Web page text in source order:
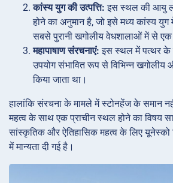
कांस्य युग की उत्पत्ति: इस स्थल की आयु
होने का अनुमान है, जो इसे मध्य कांस्य युग
सबसे पुरानी खगोलीय वेधशालाओं में से एक
महापाषाण संरचनाएं: इस स्थल में पत्थर के
उपयोग संभावित रूप से विभिन्न खगोलीय
किया जाता था।
हालांकि संरचना के मामले में स्टोनहेंज के समान
महत्व के साथ एक प्राचीन स्थल होने का विषय
सांस्कृतिक और ऐतिहासिक महत्व के लिए
में मान्यता दी गई है।